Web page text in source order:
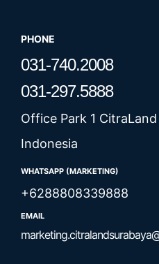
PHONE
031-740.2008
031-297.5888
Office Park 1
Indonesia
WHATSAPP (MARKETING)
+6288808339888
EMAIL